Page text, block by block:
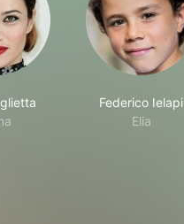
Federico Ielapi
Elia